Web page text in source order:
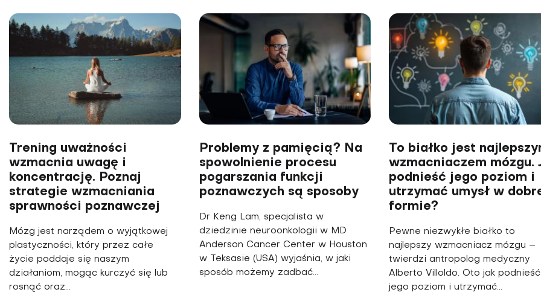
Trening uważności
wzmacnia uwagę i
koncentrację. Poznaj
strategie wzmacniania
sprawności poznawczej
Mózg jest narządem o wyjątkowej
plastyczności, który przez całe
życie poddaje się naszym
działaniom, mogąc kurczyć się lub
rosnąć oraz...
Problemy z pamięcią? Na
spowolnienie procesu
pogarszania funkcji
poznawczych są sposoby
Dr Keng Lam, specjalista w
dziedzinie neuroonkologii w MD
Anderson Cancer Center w Houston
w Teksasie (USA) wyjaśnia, w jaki
sposób możemy zadbać...
To białko jest
wzmacniaczem mózgu.
podnieść jego poziom i
utrzymać umysł w
formie?
Pewne niezwykłe białko to
najlepszy wzmacniacz mózgu –
twierdzi antropolog medyczny
Alberto Villoldo. Oto jak podnieść
jego poziom i utrzymać...